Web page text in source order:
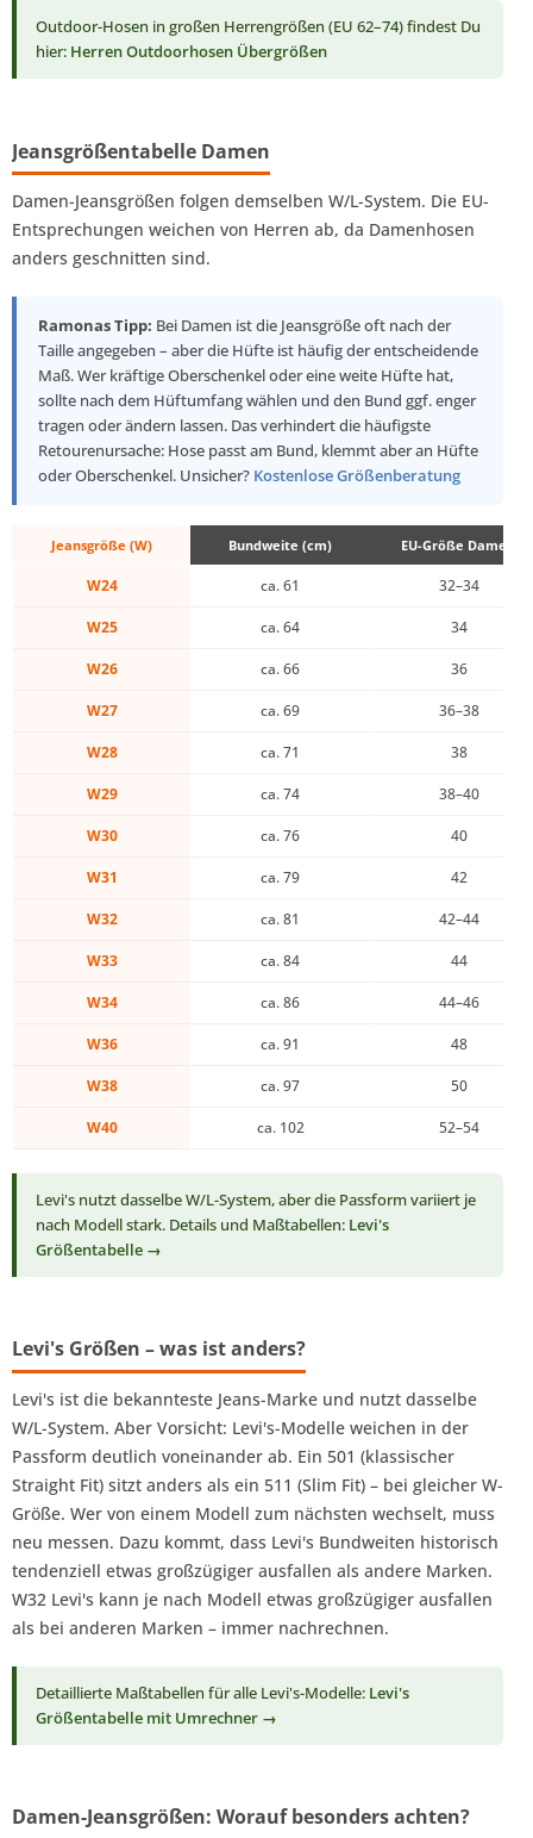
Outdoor-Hosen in großen Herrengrößen (EU 62–74) findest Du
hier: Herren Outdoorhosen Übergrößen
Jeansgrößentabelle Damen
Damen-Jeansgrößen folgen demselben W/L-System. Die EU-
Entsprechungen weichen von Herren ab, da Damenhosen
anders geschnitten sind.
Ramonas Tipp: Bei Damen ist die Jeansgröße oft nach der
Taille angegeben – aber die Hüfte ist häufig der entscheidende
Maß. Wer kräftige Oberschenkel oder eine weite Hüfte hat,
sollte nach dem Hüftumfang wählen und den Bund ggf. enger
tragen oder ändern lassen. Das verhindert die häufigste
Retourenursache: Hose passt am Bund, klemmt aber an Hüfte
oder Oberschenkel. Unsicher? Kostenlose Größenberatung
Jeansgröße (W) Bundweite (cm) EU-Größe Damen
W24 ca. 61 32–34
W25 ca. 64 34
W26 ca. 66 36
W27 ca. 69 36–38
W28 ca. 71 38
W29 ca. 74 38–40
W30 ca. 76 40
W31 ca. 79 42
W32 ca. 81 42–44
W33 ca. 84 44
W34 ca. 86 44–46
W36 ca. 91 48
W38 ca. 97 50
W40 ca. 102 52–54
Levi's nutzt dasselbe W/L-System, aber die Passform variiert je
nach Modell stark. Details und Maßtabellen: Levi's
Größentabelle →
Levi's Größen – was ist anders?
Levi's ist die bekannteste Jeans-Marke und nutzt dasselbe
W/L-System. Aber Vorsicht: Levi's-Modelle weichen in der
Passform deutlich voneinander ab. Ein 501 (klassischer
Straight Fit) sitzt anders als ein 511 (Slim Fit) – bei gleicher W-
Größe. Wer von einem Modell zum nächsten wechselt, muss
neu messen. Dazu kommt, dass Levi's Bundweiten historisch
tendenziell etwas großzügiger ausfallen als andere Marken.
W32 Levi's kann je nach Modell etwas großzügiger ausfallen
als bei anderen Marken – immer nachrechnen.
Detaillierte Maßtabellen für alle Levi's-Modelle: Levi's
Größentabelle mit Umrechner →
Damen-Jeansgrößen: Worauf besonders achten?